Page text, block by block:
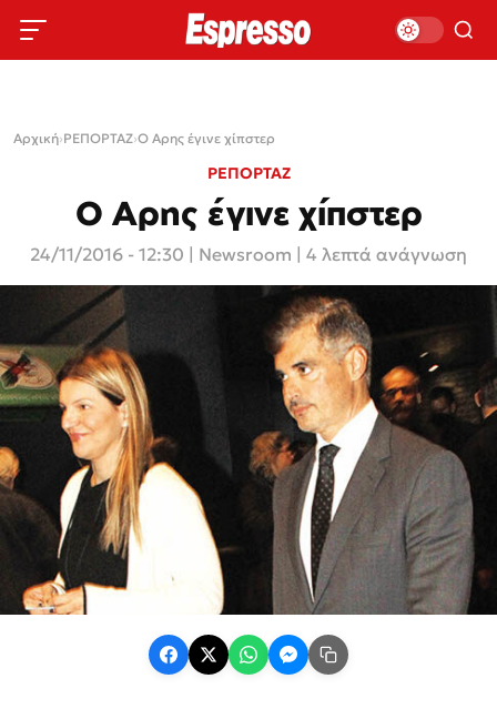
Αρχική›ΡΕΠΟΡΤΑΖ›Ο Αρης έγινε χίπστερ
ΡΕΠΟΡΤΑΖ
Ο Αρης έγινε χίπστερ
24/11/2016 - 12:30 Newsroom | 4 λεπτά ανάγνωση